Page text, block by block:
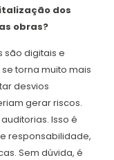
dos
obras?
são digitais e
torna muito mais
desvios
gerar riscos.
Isso é
responsabilidade,
Sem dúvida, é